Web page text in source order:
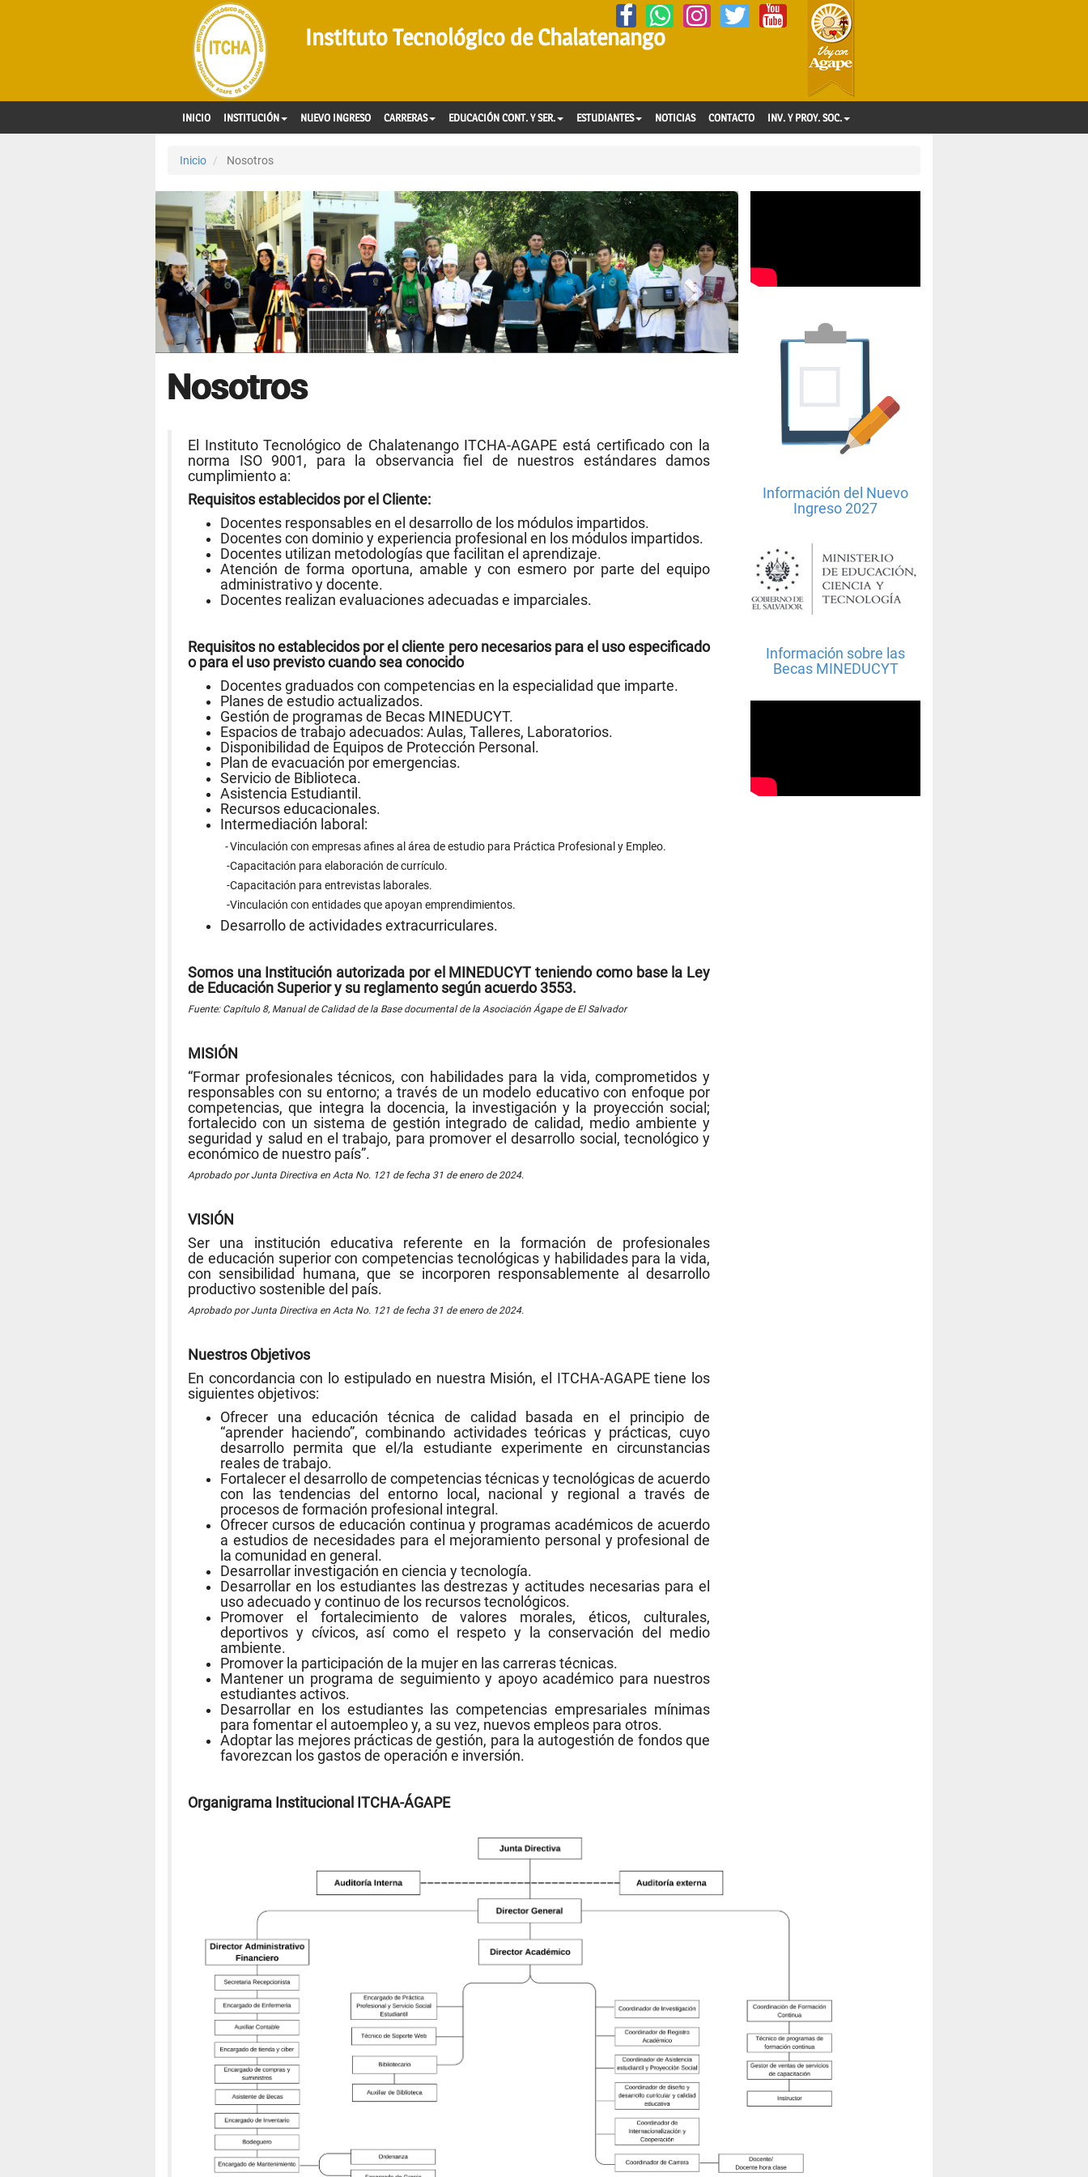
Instituto Tecnológico de Chalatenango
INICIO INSTITUCIÓN NUEVO INGRESO CARRERAS EDUCACIÓN CONT. Y SER. ESTUDIANTES NOTICIAS CONTACTO INV. Y PROY. SOC.
Inicio Nosotros
Nosotros
El Instituto Tecnológico de Chalatenango ITCHA-AGAPE está certificado con la
norma ISO 9001, para la observancia fiel de nuestros estándares damos
cumplimiento a:
Requisitos establecidos por el Cliente:
Docentes responsables en el desarrollo de los módulos impartidos.
Docentes con dominio y experiencia profesional en los módulos impartidos.
Docentes utilizan metodologías que facilitan el aprendizaje.
Atención de forma oportuna, amable y con esmero por parte del equipo
administrativo y docente.
Docentes realizan evaluaciones adecuadas e imparciales.
Requisitos no establecidos por el cliente pero necesarios para el uso especificado
o para el uso previsto cuando sea conocido
Docentes graduados con competencias en la especialidad que imparte.
Planes de estudio actualizados.
Gestión de programas de Becas MINEDUCYT.
Espacios de trabajo adecuados: Aulas, Talleres, Laboratorios.
Disponibilidad de Equipos de Protección Personal.
Plan de evacuación por emergencias.
Servicio de Biblioteca.
Asistencia Estudiantil.
Recursos educacionales.
Intermediación laboral:
-Vinculación con empresas afines al área de estudio para Práctica Profesional y Empleo.
-Capacitación para elaboración de currículo.
-Capacitación para entrevistas laborales.
-Vinculación con entidades que apoyan emprendimientos.
Desarrollo de actividades extracurriculares.
Somos una Institución autorizada por el MINEDUCYT teniendo como base la Ley
de Educación Superior y su reglamento según acuerdo 3553.
Fuente: Capítulo 8, Manual de Calidad de la Base documental de la Asociación Ágape de El Salvador
MISIÓN
“Formar profesionales técnicos, con habilidades para la vida, comprometidos y
responsables con su entorno; a través de un modelo educativo con enfoque por
competencias, que integra la docencia, la investigación y la proyección social;
fortalecido con un sistema de gestión integrado de calidad, medio ambiente y
seguridad y salud en el trabajo, para promover el desarrollo social, tecnológico y
económico de nuestro país”.
Aprobado por Junta Directiva en Acta No. 121 de fecha 31 de enero de 2024.
VISIÓN
Ser una institución educativa referente en la formación de profesionales
de educación superior con competencias tecnológicas y habilidades para la vida,
con sensibilidad humana, que se incorporen responsablemente al desarrollo
productivo sostenible del país.
Aprobado por Junta Directiva en Acta No. 121 de fecha 31 de enero de 2024.
Nuestros Objetivos
En concordancia con lo estipulado en nuestra Misión, el ITCHA-AGAPE tiene los
siguientes objetivos:
Ofrecer una educación técnica de calidad basada en el principio de
“aprender haciendo”, combinando actividades teóricas y prácticas, cuyo
desarrollo permita que el/la estudiante experimente en circunstancias
reales de trabajo.
Fortalecer el desarrollo de competencias técnicas y tecnológicas de acuerdo
con las tendencias del entorno local, nacional y regional a través de
procesos de formación profesional integral.
Ofrecer cursos de educación continua y programas académicos de acuerdo
a estudios de necesidades para el mejoramiento personal y profesional de
la comunidad en general.
Desarrollar investigación en ciencia y tecnología.
Desarrollar en los estudiantes las destrezas y actitudes necesarias para el
uso adecuado y continuo de los recursos tecnológicos.
Promover el fortalecimiento de valores morales, éticos, culturales,
deportivos y cívicos, así como el respeto y la conservación del medio
ambiente.
Promover la participación de la mujer en las carreras técnicas.
Mantener un programa de seguimiento y apoyo académico para nuestros
estudiantes activos.
Desarrollar en los estudiantes las competencias empresariales mínimas
para fomentar el autoempleo y, a su vez, nuevos empleos para otros.
Adoptar las mejores prácticas de gestión, para la autogestión de fondos que
favorezcan los gastos de operación e inversión.
Organigrama Institucional ITCHA-ÁGAPE
Información del Nuevo
Ingreso 2027
Información sobre las
Becas MINEDUCYT